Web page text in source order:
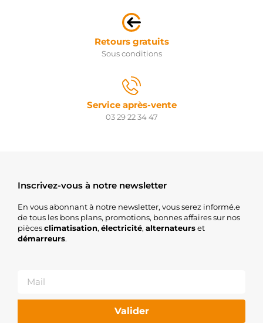
Retours gratuits
Sous conditions
Service après-vente
03 29 22 34 47
Inscrivez-vous à notre newsletter
En vous abonnant à notre newsletter, vous serez informé.e
de tous les bons plans, promotions, bonnes affaires sur nos
piècesclimatisation, électricité, alternateurset
démarreurs.
Valider